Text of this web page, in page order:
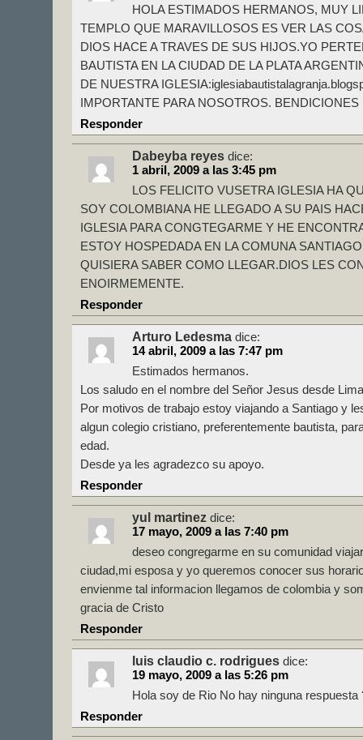
HOLA ESTIMADOS HERMANOS, MUY
TEMPLO QUE MARAVILLOSOS ES VER LAS
DIOS HACE A TRAVES DE SUS HIJOS.YO
BAUTISTA EN LA CIUDAD DE LA PLATA
DE NUESTRA
IMPORTANTE PARA NOSOTROS. BENDICIONES
Responder
Dabeyba reyes dice:
1 abril, 2009 a las 3:45 pm
LOS FELICITO VUSETRA IGLESIA HA
SOY COLOMBIANA HE LLEGADO A SU PAIS
IGLESIA PARA CONGTEGARME Y HE
ESTOY HOSPEDADA EN LA COMUNA
QUISIERA SABER COMO LLEGAR.DIOS LES
ENOIRMEMENTE.
Responder
Arturo Ledesma dice:
14 abril, 2009 a las 7:47 pm
Estimados hermanos.
Los saludo en el nombre del Señor Jesus desde
Por motivos de trabajo estoy viajando a Santiago y
algun colegio cristiano, preferentemente bautista,
edad.
Desde ya les agradezco su apoyo.
Responder
yul martinez dice:
17 mayo, 2009 a las 7:40 pm
deseo congregarme en su comunidad
ciudad,mi esposa y yo queremos conocer sus
envienme tal informacion llegamos de colombia y
gracia de Cristo
Responder
luis claudio c. rodrigues dice:
19 mayo, 2009 a las 5:26 pm
Hola soy de Rio No hay ninguna respuesta
Responder